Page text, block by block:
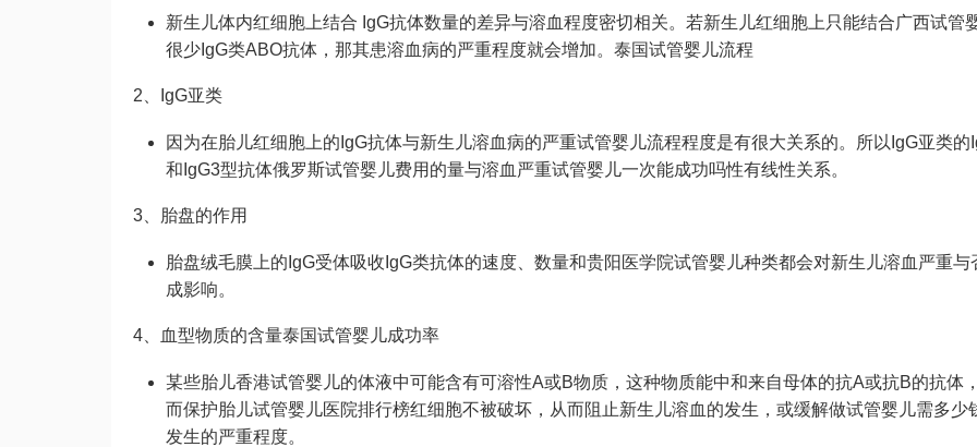
新生儿体内红细胞上结合 IgG抗体数量的差异与溶血程度密切相关。若新生儿红细胞上只能结合广西试管
很少IgG类ABO抗体，那其患溶血病的严重程度就会增加。 泰国试管婴儿流程
2、IgG亚类
因为在胎儿红细胞上的IgG抗体与新生儿溶血病的严重试管婴儿流程程度是有很大关系的。所以IgG亚类的
和IgG3型抗体俄罗斯试管婴儿费用 的量与溶血严重试管婴儿一次能成功吗性有线性关系。
3、胎盘的作用
胎盘绒毛膜上的IgG受体吸收IgG类抗体的速度、数量和贵阳医学院试管婴儿种类都会对新生儿溶血严重与
成影响。
4、血型物质的含量泰国试管婴儿成功率
某些胎儿香港试管婴儿的体液中可能含有可溶性A或B物质，这种物质能中和来自母体的抗A或抗B的抗体
而保护胎儿试管婴儿医院排行榜红细胞不被破坏，从而阻止新生儿溶血的发生，或缓解做试管婴儿需多少
发生的严重程度。